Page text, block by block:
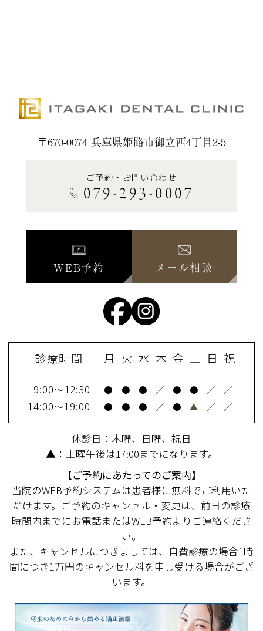
〒670-0074 兵庫県姫路市御立西4丁目2-5
ご予約・お問い合わせ
079-293-0007
WEB予約 メール相談
診療時間 月 火 水 木 金 土 日 祝
9:00～12:30 ● ● ● ／ ● ● ／ ／
14:00～19:00 ● ● ● ／ ● ▲ ／ ／
休診日：木曜、日曜、祝日
▲：土曜午後は17:00までになります。
【ご予約にあたってのご案内】
当院のWEB予約システムは患者様に無料でご利用いた
だけます。ご予約のキャンセル・変更は、前日の診療
時間内までにお電話またはWEB予約よりご連絡くださ
い。
また、キャンセルにつきましては、自費診療の場合1時
間につき1万円のキャンセル料を申し受ける場合がござ
います。